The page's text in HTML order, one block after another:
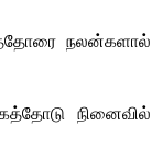
நலன்களால்
நினைவில்